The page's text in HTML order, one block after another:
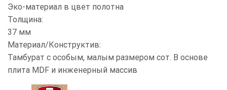
Эко-материал в цвет полотна
Толщина:
37 мм
Материал/Конструктив:
Тамбурат с особым, малым размером сот. В основе
плита MDF и инженерный массив